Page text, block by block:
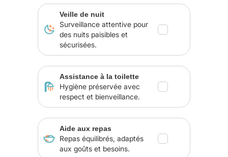
Veille de nuit
Surveillance attentive pour
des nuits paisibles et
sécurisées.
Assistance à la toilette
Hygiène préservée avec
respect et bienveillance.
Aide aux repas
Repas équilibrés, adaptés
aux goûts et besoins.